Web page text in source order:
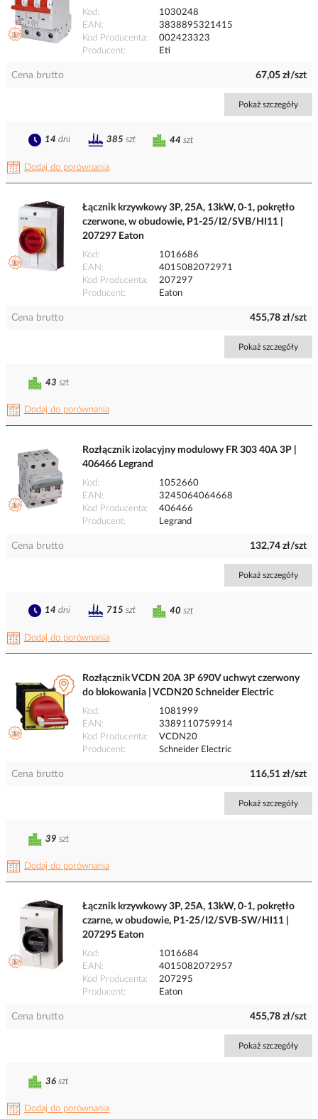
Kod
1030248
EAN
3838895321415
Kod Producenta
002423323
Producent
Eti
Cena brutto 67,05 zł/szt
Pokaż szczegóły
Dodaj do porównania
44 szt
14 dni 385 szt
Łącznik krzywkowy 3P, 25A, 13kW, 0-1, pokrętło
czerwone, w obudowie, P1-25/I2/SVB/HI11 |
207297 Eaton
Kod
1016686
EAN
4015082072971
Kod Producenta
207297
Producent
Eaton
Cena brutto 455,78 zł/szt
Pokaż szczegóły
Dodaj do porównania
43 szt
Rozłącznik izolacyjny modulowy FR 303 40A 3P |
406466 Legrand
Kod
1052660
EAN
3245064064668
Kod Producenta
406466
Producent
Legrand
Cena brutto 132,74 zł/szt
Pokaż szczegóły
Dodaj do porównania
40 szt
14 dni 715 szt
Rozłącznik VCDN 20A 3P 690V uchwyt czerwony
do blokowania | VCDN20 Schneider Electric
Kod
1081999
EAN
3389110759914
Kod Producenta
VCDN20
Producent
Schneider Electric
Cena brutto 116,51 zł/szt
Pokaż szczegóły
Dodaj do porównania
39 szt
Łącznik krzywkowy 3P, 25A, 13kW, 0-1, pokrętło
czarne, w obudowie, P1-25/I2/SVB-SW/HI11 |
207295 Eaton
Kod
1016684
EAN
4015082072957
Kod Producenta
207295
Producent
Eaton
Cena brutto 455,78 zł/szt
Pokaż szczegóły
Dodaj do porównania
36 szt